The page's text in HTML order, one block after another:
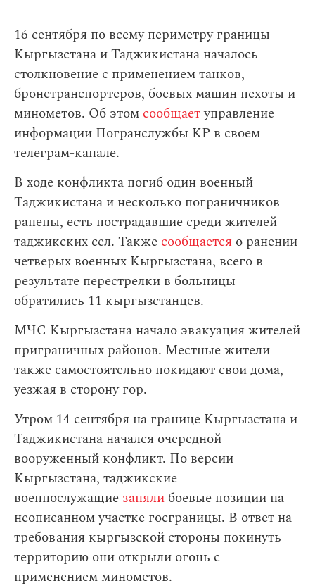
16 сентября по всему периметру границы
Кыргызстана и Таджикистана началось
столкновение с применением танков,
бронетранспортеров, боевых машин пехоты и
минометов. Об этом сообщаетуправление
информации Погранслужбы КР в своем
телеграм-канале.
В ходе конфликта погиб один военный
Таджикистана и несколько пограничников
ранены, есть пострадавшие среди жителей
таджикских сел. Также сообщается о ранении
четверых военных Кыргызстана, всего в
результате перестрелки в больницы
обратились 11 кыргызстанцев.
МЧС Кыргызстана начало эвакуация жителей
приграничных районов. Местные жители
также самостоятельно покидают свои дома,
уезжая в сторону гор.
Утром 14 сентября на границе Кыргызстана и
Таджикистана начался очередной
вооруженный конфликт. По версии
Кыргызстана, таджикские
военнослужащие заняли боевые позиции на
неописанном участке госграницы. В ответ на
требования кыргызской стороны покинуть
территорию они открыли огонь с
применением минометов.